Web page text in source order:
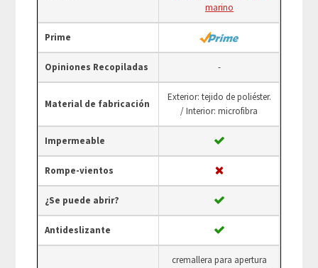
marino
Prime
Opiniones Recopiladas -
Material de fabricación
Exterior: tejido de poliéster.
/ Interior: microfibra
Impermeable
Rompe-vientos
¿Se puede abrir?
Antideslizante
cremallera para apertura